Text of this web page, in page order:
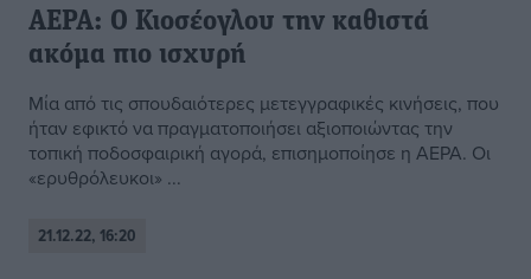
ΑΕΡΑ: Ο Κιοσέογλου την καθιστά
ακόμα πιο ισχυρή
Μία από τις σπουδαιότερες μετεγγραφικές κινήσεις, που
ήταν εφικτό να πραγματοποιήσει αξιοποιώντας την
τοπική ποδοσφαιρική αγορά, επισημοποίησε η ΑΕΡΑ. Οι
«ερυθρόλευκοι» ...
21.12.22, 16:20